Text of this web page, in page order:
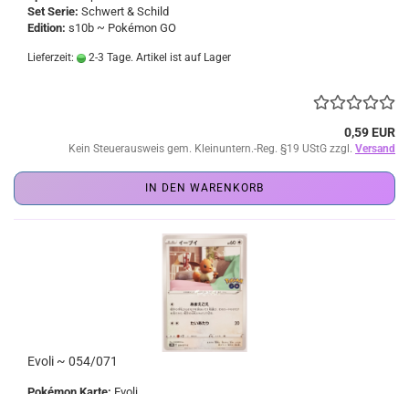
Set Serie: Schwert & Schild
Edition: s10b ~ Pokémon GO
Lieferzeit: 2-3 Tage. Artikel ist auf Lager
0,59 EUR
Kein Steuerausweis gem. Kleinuntern.-Reg. §19 UStG zzgl. Versand
IN DEN WARENKORB
Evoli ~ 054/071